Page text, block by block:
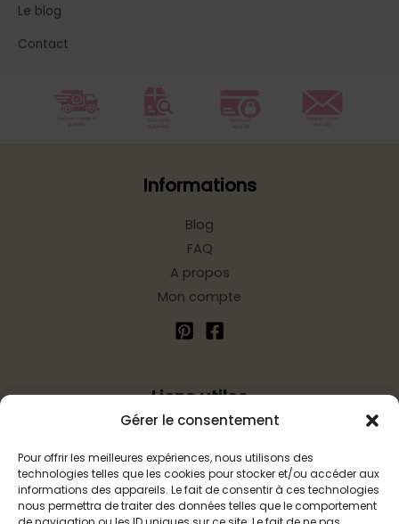
Gérer le consentement
Pour offrir les meilleures expériences, nous utilisons des
technologies telles que les cookies pour stocker et/ou accéder aux
informations des appareils. Le fait de consentir à ces technologies
nous permettra de traiter des données telles que le comportement
Le blog
Contact
Informations
Blog
FAQ
A propos
Mon compte
Liens utiles
Mentions légales
Politique de confidentialité
Politique de remboursements